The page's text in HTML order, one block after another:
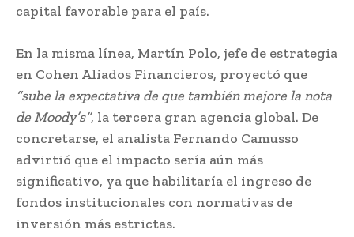
capital favorable para el país.
En la misma línea, Martín Polo, jefe de estrategia
en Cohen Aliados Financieros, proyectó que
“sube la expectativa de que también mejore la nota
de Moody’s”, la tercera gran agencia global. De
concretarse, el analista Fernando Camusso
advirtió que el impacto sería aún más
significativo, ya que habilitaría el ingreso de
fondos institucionales con normativas de
inversión más estrictas.